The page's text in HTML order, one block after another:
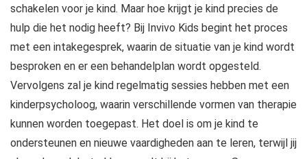
schakelen voor je kind. Maar hoe krijgt je kind precies de
hulp die het nodig heeft? Bij Invivo Kids begint het proces
met een intakegesprek, waarin de situatie van je kind wordt
besproken en er een behandelplan wordt opgesteld.
Vervolgens zal je kind regelmatig sessies hebben met een
kinderpsycholoog, waarin verschillende vormen van therapie
kunnen worden toegepast. Het doel is om je kind te
ondersteunen en nieuwe vaardigheden aan te leren, terwijl jij